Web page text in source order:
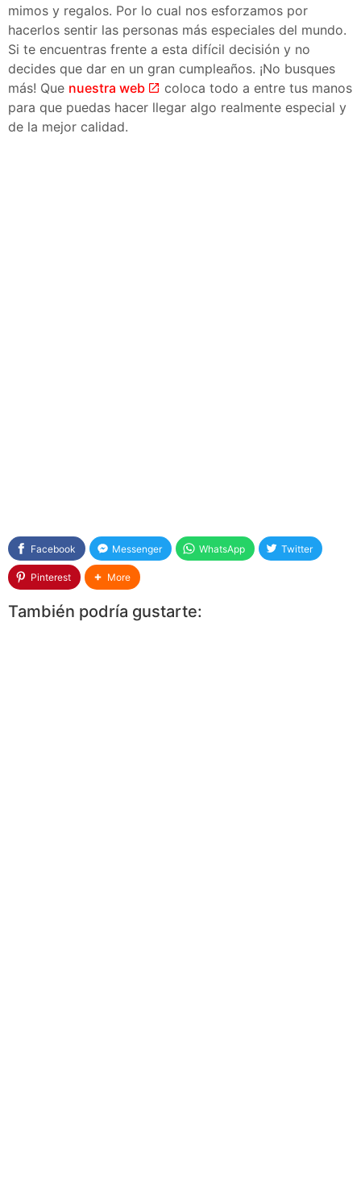
mimos y regalos. Por lo cual nos esforzamos por
hacerlos sentir las personas más especiales del mundo.
Si te encuentras frente a esta difícil decisión y no
decides que dar en un gran cumpleaños. ¡No busques
más! Que nuestra web
coloca todo a entre tus manos
para que puedas hacer llegar algo realmente especial y
de la mejor calidad.
Facebook Messenger WhatsApp Twitter
Pinterest More
También podría gustarte: